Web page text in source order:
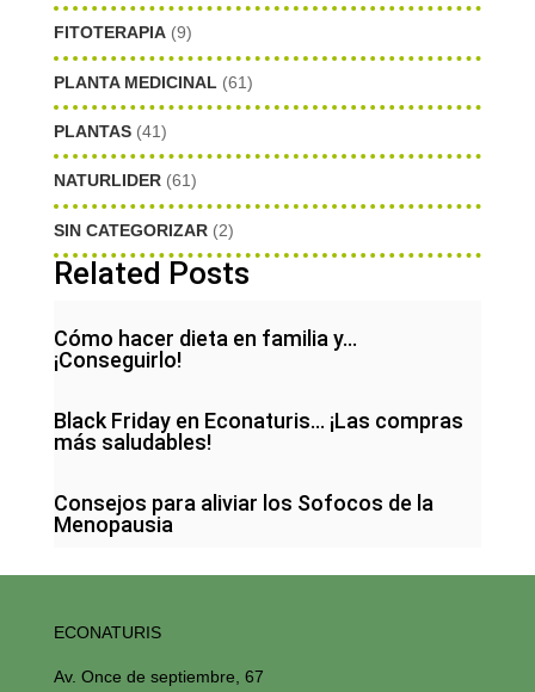
FITOTERAPIA (9)
PLANTA MEDICINAL (61)
PLANTAS (41)
NATURLIDER (61)
SIN CATEGORIZAR (2)
Related Posts
Cómo hacer dieta en familia y…
¡Conseguirlo!
Black Friday en Econaturis… ¡Las compras
más saludables!
Consejos para aliviar los Sofocos de la
Menopausia
ECONATURIS
Av. Once de septiembre, 67